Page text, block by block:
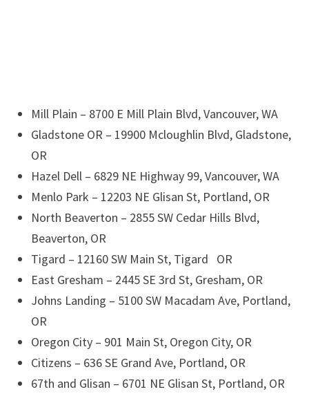
Mill Plain – 8700 E Mill Plain Blvd, Vancouver, WA
Gladstone OR – 19900 Mcloughlin Blvd, Gladstone,
OR
Hazel Dell – 6829 NE Highway 99, Vancouver, WA
Menlo Park – 12203 NE Glisan St, Portland, OR
North Beaverton – 2855 SW Cedar Hills Blvd,
Beaverton, OR
Tigard – 12160 SW Main St, Tigard OR
East Gresham – 2445 SE 3rd St, Gresham, OR
Johns Landing – 5100 SW Macadam Ave, Portland,
OR
Oregon City – 901 Main St, Oregon City, OR
Citizens – 636 SE Grand Ave, Portland, OR
67th and Glisan – 6701 NE Glisan St, Portland, OR